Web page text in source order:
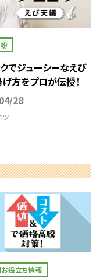
でジューシーなえび
方をプロが伝授！
28
ツ
役立ち情報